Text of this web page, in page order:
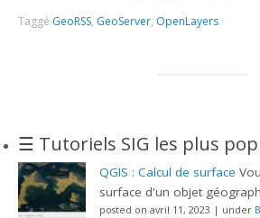
Taggé GeoRSS, GeoServer, OpenLayers
☰ Tutoriels SIG les plus
QGIS : Calcul de surface
surface d'un objet
posted on avril 11, 2023 | under